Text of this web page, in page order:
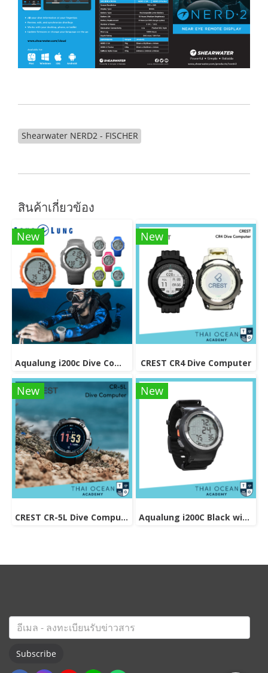
Shearwater NERD2 - FISCHER
สินค้าเกี่ยวข้อง
New
Aqualung i200c Dive Computer
New
CREST CR4 Dive Computer
New
CREST CR-5L Dive Computer
New
Aqualung i200C Black with Nato Strap Dive Computer
Subscribe